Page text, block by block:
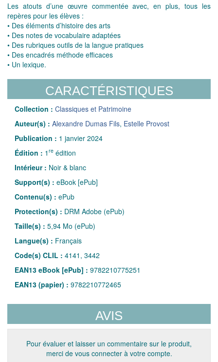
Les atouts d’une œuvre commentée avec, en plus, tous les
repères pour les élèves :
• Des éléments d’histoire des arts
• Des notes de vocabulaire adaptées
• Des rubriques outils de la langue pratiques
• Des encadrés méthode efficaces
• Un lexique.
CARACTÉRISTIQUES
Collection : Classiques et Patrimoine
Auteur(s) : Alexandre Dumas Fils, Estelle Provost
Publication : 1 janvier 2024
Édition : 1 re édition
Intérieur : Noir & blanc
Support(s) : eBook [ePub]
Contenu(s) : ePub
Protection(s) : DRM Adobe (ePub)
Taille(s) : 5,94 Mo (ePub)
Langue(s) : Français
Code(s) CLIL : 4141, 3442
EAN13 eBook [ePub] : 9782210775251
EAN13 (papier) : 9782210772465
AVIS
Pour évaluer et laisser un commentaire sur le produit,
merci de vous connecter à votre compte.